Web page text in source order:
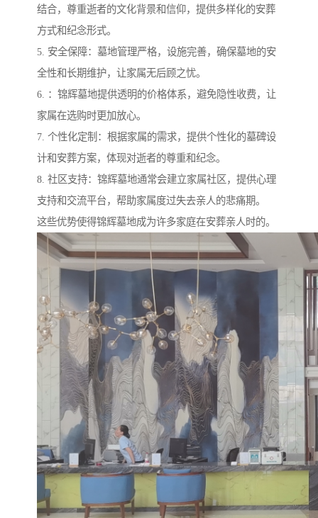
结合，尊重逝者的文化背景和信仰，提供多样化的安葬
方式和纪念形式。
5. 安全保障：墓地管理严格，设施完善，确保墓地的安
全性和长期维护，让家属无后顾之忧。
6. ：锦辉墓地提供透明的价格体系，避免隐性收费，让
家属在选购时更加放心。
7. 个性化定制：根据家属的需求，提供个性化的墓碑设
计和安葬方案，体现对逝者的尊重和纪念。
8. 社区支持：锦辉墓地通常会建立家属社区，提供心理
支持和交流平台，帮助家属度过失去亲人的悲痛期。
这些优势使得锦辉墓地成为许多家庭在安葬亲人时的。